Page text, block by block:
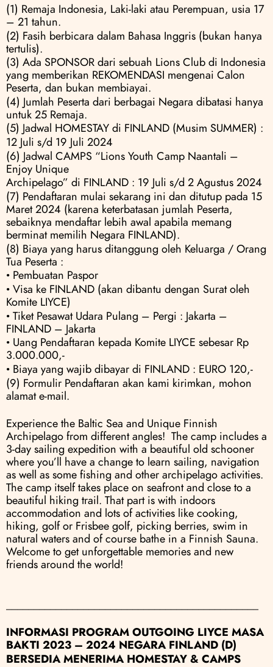
(1) Remaja Indonesia, Laki-laki atau Perempuan, usia 17
– 21 tahun.
(2) Fasih berbicara dalam Bahasa Inggris (bukan hanya
tertulis).
(3) Ada SPONSOR dari sebuah Lions Club di Indonesia
yang memberikan REKOMENDASI mengenai Calon
Peserta, dan bukan membiayai.
(4) Jumlah Peserta dari berbagai Negara dibatasi hanya
untuk 25 Remaja.
(5) Jadwal HOMESTAY di FINLAND (Musim SUMMER) :
12 Juli s/d 19 Juli 2024
(6) Jadwal CAMPS “Lions Youth Camp Naantali –
Enjoy Unique
Archipelago” di FINLAND : 19 Juli s/d 2 Agustus 2024
(7) Pendaftaran mulai sekarang ini dan ditutup pada 15
Maret 2024 (karena keterbatasan jumlah Peserta,
sebaiknya mendaftar lebih awal apabila memang
berminat memilih Negara FINLAND).
(8) Biaya yang harus ditanggung oleh Keluarga / Orang
Tua Peserta :
• Pembuatan Paspor
• Visa ke FINLAND (akan dibantu dengan Surat oleh
Komite LIYCE)
• Tiket Pesawat Udara Pulang – Pergi : Jakarta –
FINLAND – Jakarta
• Uang Pendaftaran kepada Komite LIYCE sebesar Rp
3.000.000,-
• Biaya yang wajib dibayar di FINLAND : EURO 120,-
(9) Formulir Pendaftaran akan kami kirimkan, mohon
alamat e-mail.
Experience the Baltic Sea and Unique Finnish
Archipelago from different angles!  The camp includes a
3-day sailing expedition with a beautiful old schooner
where you’ll have a change to learn sailing, navigation
as well as some fishing and other archipelago activities.
The camp itself takes place on seafront and close to a
beautiful hiking trail. That part is with indoors
accommodation and lots of activities like cooking,
hiking, golf or Frisbee golf, picking berries, swim in
natural waters and of course bathe in a Finnish Sauna.
Welcome to get unforgettable memories and new
friends around the world!
INFORMASI PROGRAM OUTGOING LIYCE MASA
BAKTI 2023 – 2024 NEGARA FINLAND (D)
BERSEDIA MENERIMA HOMESTAY & CAMPS